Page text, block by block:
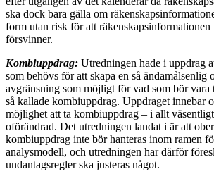
ska dock bara gälla om
form utan risk för att räkenskapsinformationen
försvinner.
Kombiuppdrag: Utredningen hade i uppdrag
som behövs för att skapa en så ändamålsenlig
avgränsning som möjligt för vad som bör vara
så kallade kombiuppdrag. Uppdraget innebar
möjlighet att ta kombiuppdrag – i allt
oförändrad. Det utredningen landat i är att
kombiuppdrag inte bör hanteras inom ramen
analysmodell, och utredningen har därför
undantagsregler ska justeras något.